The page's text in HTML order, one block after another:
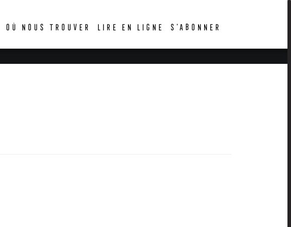
OÙ NOUS TROUVER LIRE EN LIGNE S’ABONNER